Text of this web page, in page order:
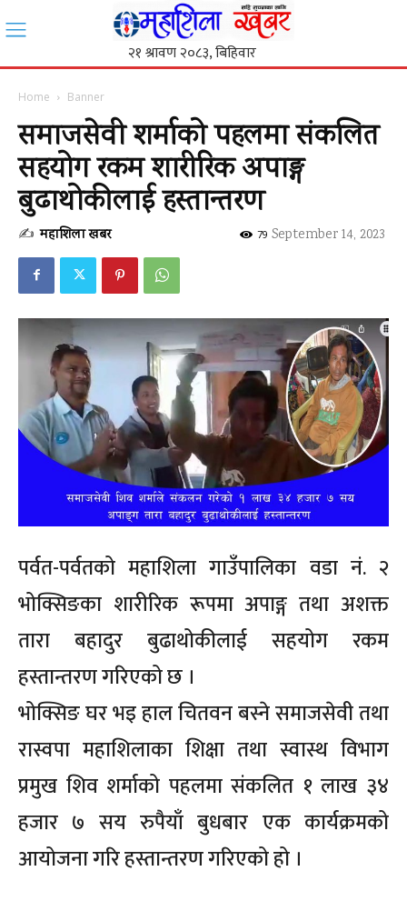
Home Banner
समाजसेवी शर्माको पहलमा संकलित
सहयोग रकम शारीरिक अपाङ्ग
बुढाथोकीलाई हस्तान्तरण
✍ महाशिला खबर September 14, 2023
79
पर्वत-पर्वतको महाशिला गाउँपालिका वडा नं. २
भोक्सिङका शारीरिक रूपमा अपाङ्ग तथा अशक्त
तारा बहादुर बुढाथोकीलाई सहयोग रकम
हस्तान्तरण गरिएको छ ।
भोक्सिङ घर भइ हाल चितवन बस्ने समाजसेवी तथा
रास्वपा महाशिलाका शिक्षा तथा स्वास्थ विभाग
प्रमुख शिव शर्माको पहलमा संकलित १ लाख ३४
हजार ७ सय रुपैयाँ बुधबार एक कार्यक्रमको
आयोजना गरि हस्तान्तरण गरिएको हो ।